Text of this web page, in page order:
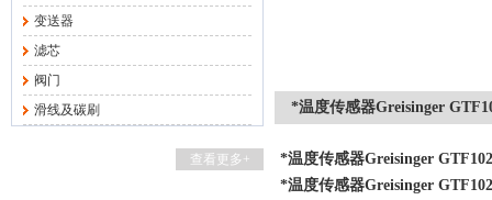
变送器
滤芯
阀门
滑线及碳刷
查看更多+
*温度传感器Greisinger
*温度传感器Greisinger GTF102
*温度传感器Greisinger GTF102